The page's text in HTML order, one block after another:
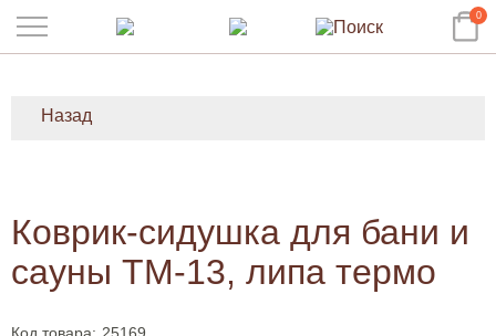
0
Назад
Коврик-сидушка для бани и
сауны ТМ-13, липа термо